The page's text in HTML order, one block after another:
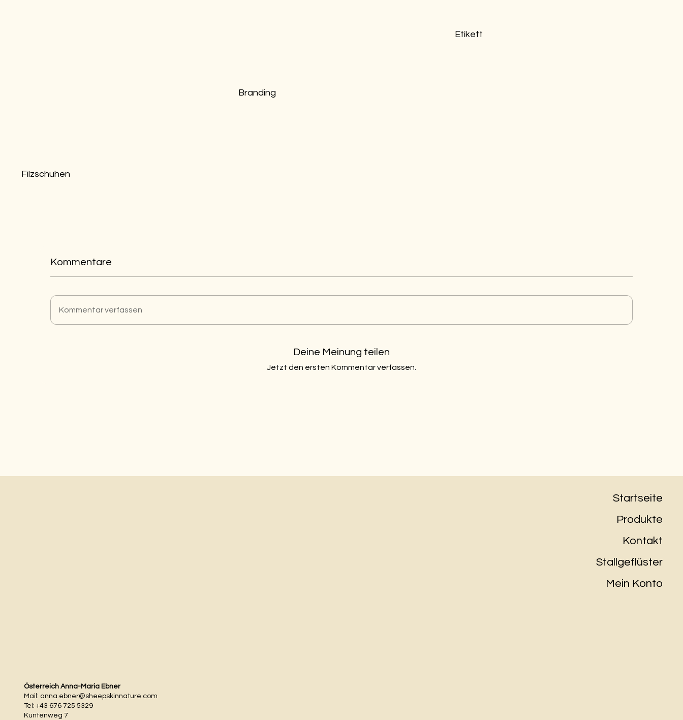
Filzschuhen
Branding
Etikett
Kommentare
Kommentar verfassen
Deine Meinung teilen
Jetzt den ersten Kommentar verfassen.
Startseite
Produkte
Kontakt
Stallgeflüster
Mein Konto
Österreich Anna-Maria Ebner
Mail: anna.ebner@sheepskinnature.com
Tel: +43 676 725 5329
Kuntenweg 7